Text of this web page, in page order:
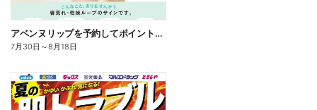
アベンヌリップを予約してポイントゲット!
7月30日 ～8月18日